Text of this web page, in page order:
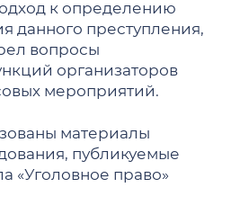
к определению
данного преступления,
вопросы
организаторов
мероприятий.
материалы
публикуемые
«Уголовное право»